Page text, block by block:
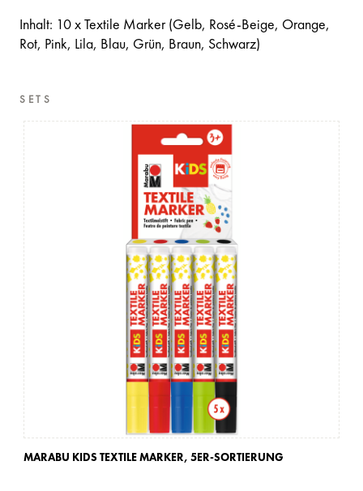
Inhalt: 10 x Textile Marker (Gelb, Rosé-Beige, Orange,
Rot, Pink, Lila, Blau, Grün, Braun, Schwarz)
SETS
MARABU KIDS TEXTILE MARKER, 5ER-SORTIERUNG